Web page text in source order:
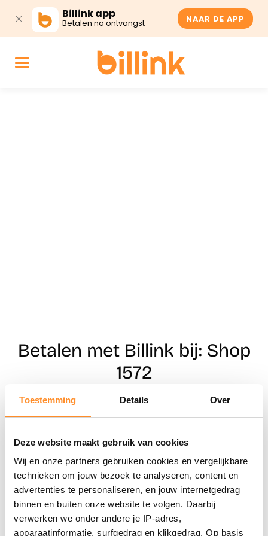
Toestemming Details Over
Deze website maakt gebruik van cookies
Wij en onze partners gebruiken cookies en vergelijkbare
technieken om jouw bezoek te analyseren, content en
advertenties te personaliseren, en jouw internetgedrag
binnen en buiten onze website te volgen. Daarbij
verwerken we onder andere je IP-adres,
apparaatinformatie, surfgedrag en klikgedrag. Op basis
Billink app
Betalen na ontvangst NAAR DE APP
Betalen met Billink bij: Shop
1572
Naar winkels